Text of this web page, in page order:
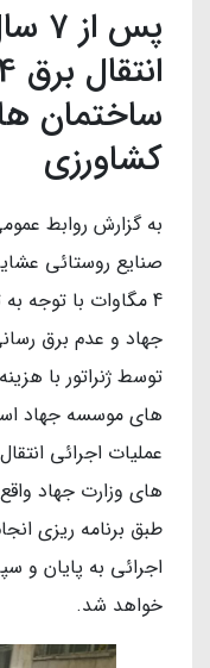
پس
ساختمان
کشاورزی
به گزارش روابط
صنایع روستائی
4 مگاوات با توجه
جهاد و عدم برق
توسط ژنراتور با
های موسسه جهاد
های وزارت جهاد
طبق برنامه ریزی
اجرائی به پایان و
خواهد شد.